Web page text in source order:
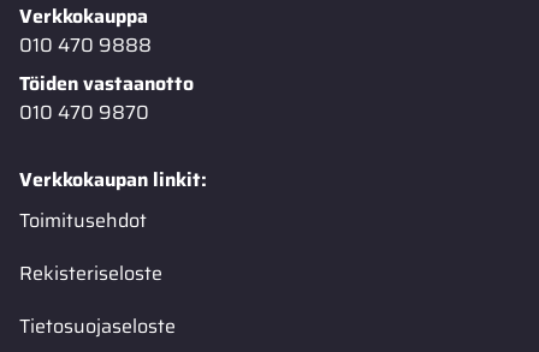
Verkkokauppa
010 470 9888
Töiden vastaanotto
010 470 9870
Verkkokaupan linkit:
Toimitusehdot
Rekisteriseloste
Tietosuojaseloste